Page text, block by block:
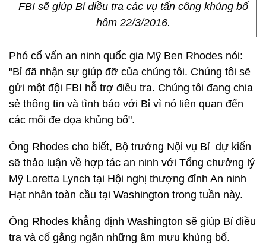
FBI sẽ giúp Bỉ điều tra các vụ tấn công khủng bố
hôm 22/3/2016.
Phó cố vấn an ninh quốc gia Mỹ Ben Rhodes nói:
"Bỉ đã nhận sự giúp đỡ của chúng tôi. Chúng tôi sẽ
gửi một đội FBI hỗ trợ điều tra. Chúng tôi đang chia
sẻ thông tin và tình báo với Bỉ vì nó liên quan đến
các mối đe dọa khủng bố".
Ông Rhodes cho biết, Bộ trưởng Nội vụ Bỉ dự kiến
sẽ thảo luận về hợp tác an ninh với Tổng chưởng lý
Mỹ Loretta Lynch tại Hội nghị thượng đỉnh An ninh
Hạt nhân toàn cầu tại Washington trong tuần này.
Ông Rhodes khẳng định Washington sẽ giúp Bỉ điều
tra và cố gắng ngăn những âm mưu khủng bố.